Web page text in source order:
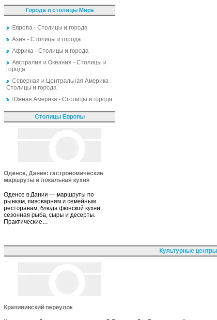
Города и столицы Мира
Европа - Столицы и города
Азия - Столицы и города
Африка - Столицы и города
Австралия и Океания - Столицы и
города
Северная и Центральная Америка -
Столицы и города
Южная Америка - Столицы и города
Столицы Европы
Оденсе, Дания: гастрономические
маршруты и локальная кухня
Оденсе в Дании — маршруты по
рынкам, пивоварням и семейным
ресторанам, блюда фюнской кухни,
сезонная рыба, сыры и десерты.
Практические…
Культурные
Крапивинский переулок